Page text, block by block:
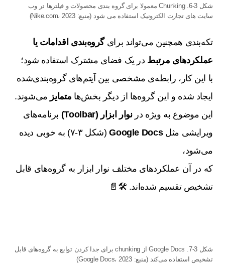
شکل 3-6. Chunking معمولا برای گروه بندی محصولات و فیلترها در وب
سایت های تجارت الکترونیک استفاده می شود (منبع: Nike.com، 2023)
تکه‌بندی همچنین می‌تواند برایگروه‌بندی اقدامات یا
عملکردهای مرتبط در یک فضای مشترک استفاده شود؛
با این کار، رابطه‌ی مشخصی بین آیتم‌های گروه‌بندی‌شده
ایجاد شده و این گروه‌ها از دیگر بخش‌ها متمایز می‌شوند.
این موضوع به ویژه درنوار ابزار (Toolbar)
برنامه‌های
ویرایشی مثلGoogle Docs
(شکل ۳-۷) به خوبی دیده
می‌شود،
که در آن عملکردهای مختلف نوار ابزار به گروه‌های قابل
تشخیص تقسیم شده‌اند. 🛠️📄
شکل 3-7. Google Docs از chunking برای جدا کردن توابع به گروه‌های قابل
تشخیص استفاده می‌کند (منبع: Google Docs، 2023)